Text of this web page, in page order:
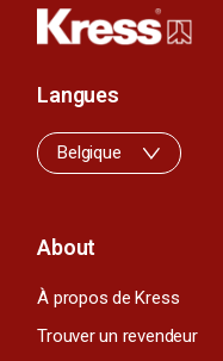
About
À propos de Kress
Trouver un revendeur
Langues
Belgique